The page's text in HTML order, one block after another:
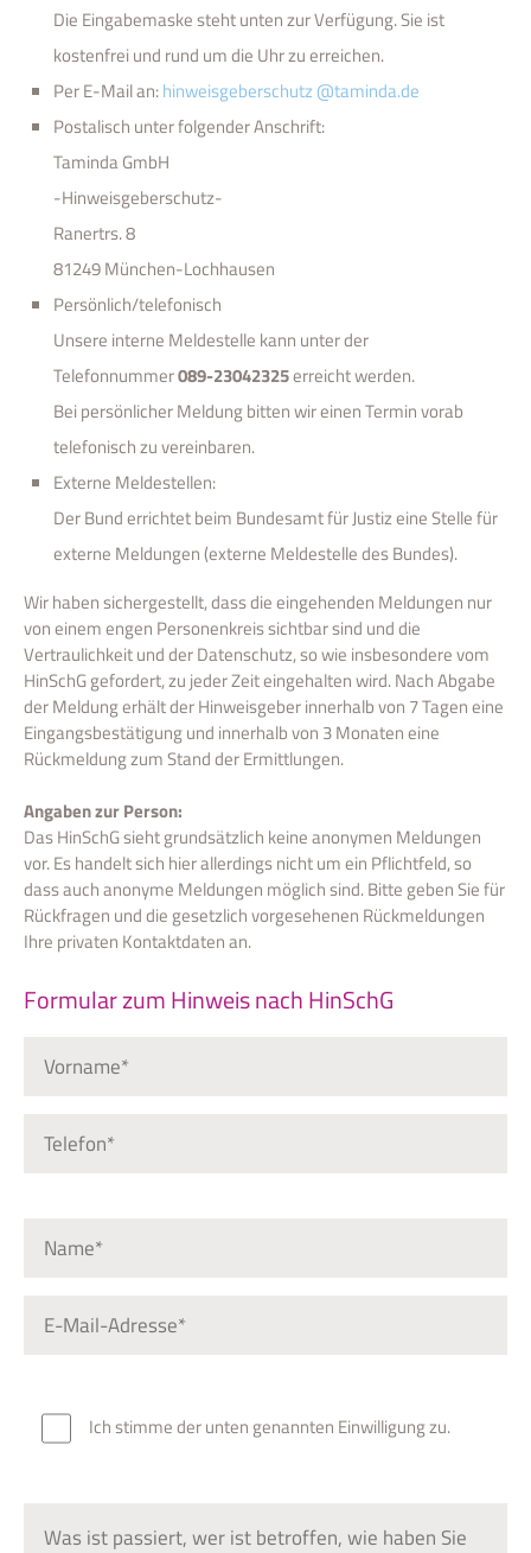
Die Eingabemaske steht unten zur Verfügung. Sie ist
kostenfrei und rund um die Uhr zu erreichen.
Per E-Mail an:hinweisgeberschutz @taminda.de
Postalisch unter folgender Anschrift:
Taminda GmbH
-Hinweisgeberschutz-
Ranertrs. 8
81249 München-Lochhausen
Persönlich/telefonisch
Unsere interne Meldestelle kann unter der
Telefonnummer089-23042325erreicht werden.
Bei persönlicher Meldung bitten wir einen Termin vorab
telefonisch zu vereinbaren.
Externe Meldestellen:
Der Bund errichtet beim Bundesamt für Justiz eine Stelle für
externe Meldungen (externe Meldestelle des Bundes).
Wir haben sichergestellt, dass die eingehenden Meldungen nur
von einem engen Personenkreis sichtbar sind und die
Vertraulichkeit und der Datenschutz, so wie insbesondere vom
HinSchG gefordert, zu jeder Zeit eingehalten wird. Nach Abgabe
der Meldung erhält der Hinweisgeber innerhalb von 7 Tagen eine
Eingangsbestätigung und innerhalb von 3 Monaten eine
Rückmeldung zum Stand der Ermittlungen.
Angaben zur Person:
Das HinSchG sieht grundsätzlich keine anonymen Meldungen
vor. Es handelt sich hier allerdings nicht um ein Pflichtfeld, so
dass auch anonyme Meldungen möglich sind. Bitte geben Sie für
Rückfragen und die gesetzlich vorgesehenen Rückmeldungen
Ihre privaten Kontaktdaten an.
Formular zum Hinweis nach HinSchG
Ich stimme der unten genannten Einwilligung zu.